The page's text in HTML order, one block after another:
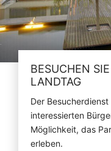
BESUCHEN
LANDTAG
Der
interessierten
Möglichkeit, das
erleben.